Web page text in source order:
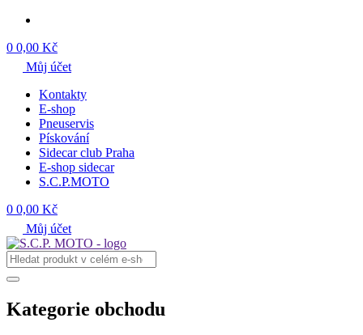
0 0,00 Kč
Můj účet
Kontakty
E-shop
Pneuservis
Pískování
Sidecar club Praha
E-shop sidecar
S.C.P.MOTO
0 0,00 Kč
Můj účet
Kategorie obchodu